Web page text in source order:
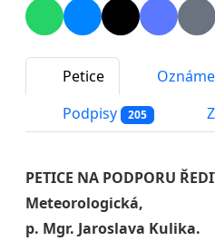
Petice
Podpisy 205
PETICE NA PODPORU
Meteorologická,
p. Mgr. Jaroslava Kulika.